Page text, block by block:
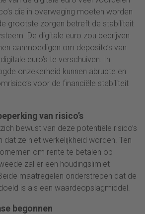
die in overweging moeten worden
grootste zorgen betreft de stabiliteit
De digitale euro zou bedrijven
aanmoedigen om deposito’s van
euro’s te verschuiven. In
onzekerheid kunnen abrupte en
voor de financiële stabiliteit
van risico’s
bewust van deze potentiële risico’s
dat ze niet werkelijkheid worden. Ten
om rente te betalen op
zal er een houdingslimiet
maatregelen onderstrepen dat de
is als een waardeopslagmiddel.
begonnen